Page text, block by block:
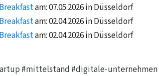
am: 07.05.2026 in Düsseldorf
am: 02.04.2026 in Düsseldorf
am: 02.04.2026 in Düsseldorf
#mittelstand #digitale-unternehmen